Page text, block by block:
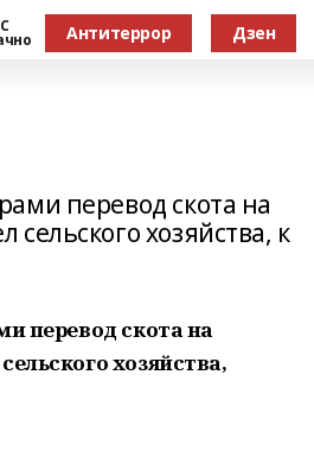
Антитеррор Дзен
перевод скота на
хозяйства, к
перевод скота на
хозяйства,